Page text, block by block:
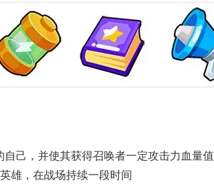
自己，并使其获得召唤者一定攻击力血量值
雄，在战场持续一段时间